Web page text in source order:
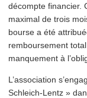
décompte financier.
maximal de trois
bourse a été
rem­bourse­ment
manquement à
L’as­so­ci­a­tion
Schleich-Lentz »